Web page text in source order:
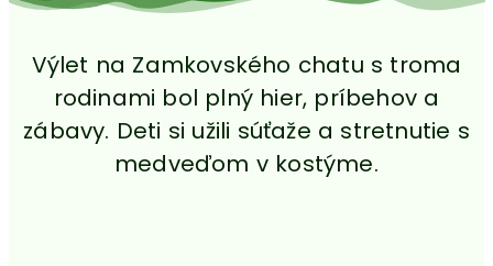
Výlet na Zamkovského chatu s troma
rodinami bol plný hier, príbehov a
zábavy. Deti si užili súťaže a stretnutie s
medveďom v kostýme.